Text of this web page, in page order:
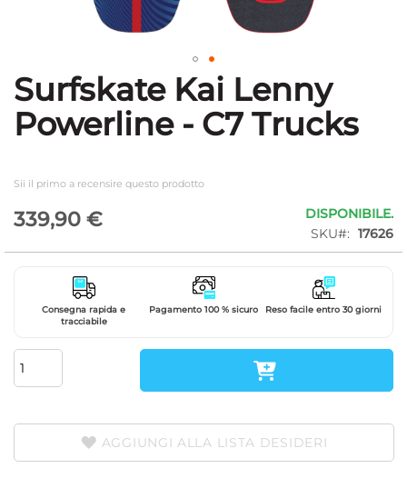
Vai
all'inizio
della
galleria
Surfskate Kai Lenny
Powerline - C7 Trucks
Sii il primo a recensire questo prodotto
339,90 €
DISPONIBILE.
SKU
17626
Consegna rapida e
tracciabile
Pagamento 100 % sicuro Reso facile entro 30 giorni
AGGIUNGI ALLA LISTA DESIDERI